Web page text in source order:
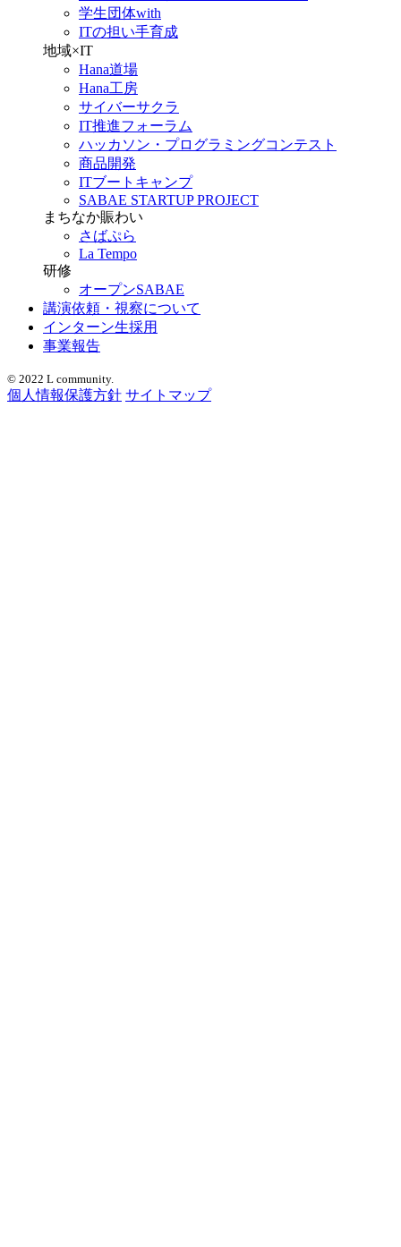
学生団体with
ITの担い手育成
地域×IT
Hana道場
Hana工房
サイバーサクラ
IT推進フォーラム
ハッカソン・プログラミングコンテスト
商品開発
ITブートキャンプ
SABAE STARTUP PROJECT
まちなか賑わい
さばぷら
La Tempo
研修
オープンSABAE
講演依頼・視察について
インターン生採用
事業報告
© 2022 L community.
個人情報保護方針 サイトマップ